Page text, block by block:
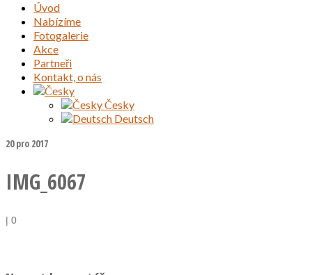
Úvod
Nabízíme
Fotogalerie
Akce
Partneři
Kontakt, o nás
Česky
Deutsch
20pro 2017
IMG_6067
| 0